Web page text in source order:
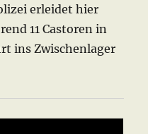
erleidet hier
11 Castoren in
ins Zwischenlager